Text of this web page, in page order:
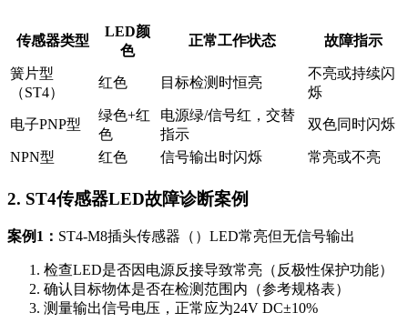
传感器类型
LED颜
色
正常工作状态 故障指示
簧片型
（ST4）
红色 目标检测时恒亮
不亮或持续闪
烁
电子PNP型
绿色+红
色
电源绿/信号红，交替
指示
双色同时闪烁
NPN型 红色 信号输出时闪烁 常亮或不亮
2. ST4传感器LED故障诊断案例
案例1： ST4-M8插头传感器（）LED常亮但无信号输出
检查LED是否因电源反接导致常亮（反极性保护功能）
确认目标物体是否在检测范围内（参考规格表）
测量输出信号电压，正常应为24V DC±10%